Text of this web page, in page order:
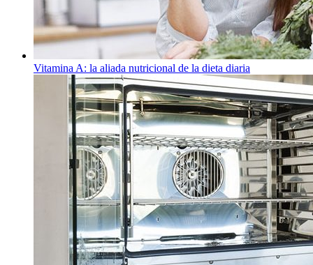
Vitamina A: la aliada nutricional de la dieta diaria